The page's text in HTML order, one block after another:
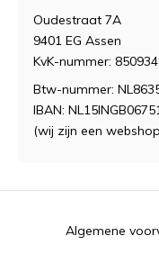
Oudestraat 7A
9401 EG Assen
KvK-nummer:
Btw-nummer:
IBAN:
(wij zijn een
Algemene